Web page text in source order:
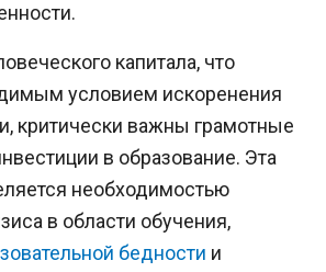
капитала, что
условием искоренения
критически важны грамотные
в образование. Эта
необходимостью
в области обучения,
бедности и